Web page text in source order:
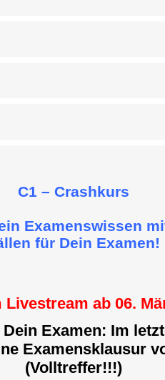
C1 – Crashkurs
Examenswissen
für Dein Examen!
Livestream ab 06.
Examen: Im
Examensklausur
(Volltreffer!!!)